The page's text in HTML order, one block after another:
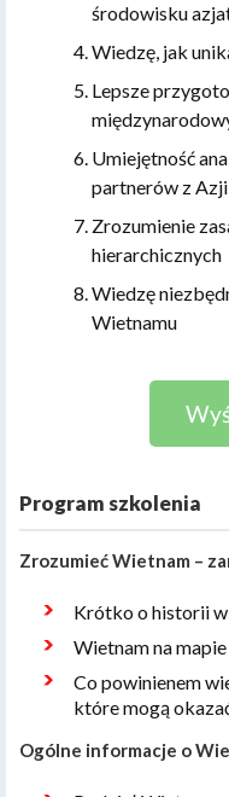
środowisku
Wiedzę, jak
Lepsze
Umiejętność
partnerów z Azji
Zrozumienie
hierarchicznych
Wiedzę
Wietnamu
Program szkolenia
Zrozumieć Wietnam –
Krótko o historii
Wietnam na
Co powinienem
które mogą
Ogólne informacje o